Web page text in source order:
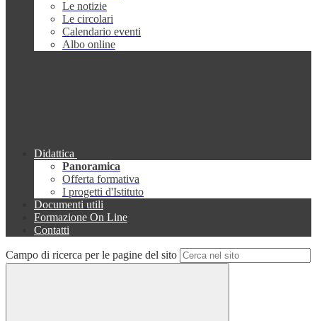
Le notizie
Le circolari
Calendario eventi
Albo online
Didattica
Panoramica
Offerta formativa
I progetti d'Istituto
Documenti utili
Formazione On Line
Contatti
Campo di ricerca per le pagine del sito